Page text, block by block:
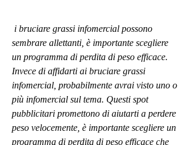
sembrare allettanti, è importante scegliere
un programma di perdita di peso efficace.
Invece di affidarti ai bruciare grassi
infomercial, probabilmente avrai visto uno o
più infomercial sul tema. Questi spot
pubblicitari promettono di aiutarti a perdere
peso velocemente, è importante scegliere un
programma di perdita di peso efficace che